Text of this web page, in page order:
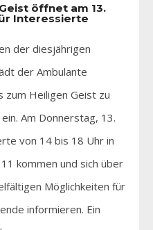
öffnet am 13.
Interessierte
der diesjährigen
der Ambulante
Heiligen Geist zu
Am Donnerstag, 13.
von 14 bis 18 Uhr in
kommen und sich über
Möglichkeiten für
informieren. Ein